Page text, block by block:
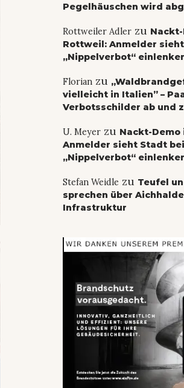
Pegelhäuschen wird
Rottweiler Adlerzu
Rottweil: Anmelder
„Nippelverbot“
Florianzu
vielleicht in Italien” –
Verbotsschilder ab und
U. Meyerzu Nackt-
Anmelder sieht Stadt
„Nippelverbot“
Stefan Weidle zu Teufel
sprechen über
Infrastruktur